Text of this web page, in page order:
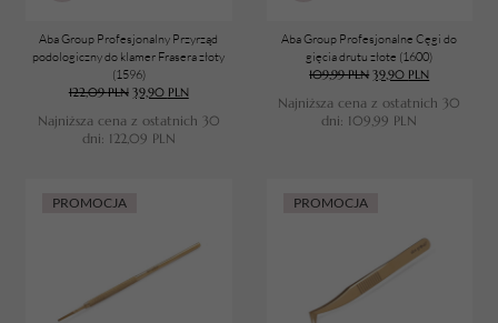
Aba Group Profesjonalny Przyrząd
podologiczny do klamer Frasera złoty
(1596)
122,09PLN 39,90 PLN
Najniższa cena z ostatnich 30
dni: 122,09 PLN
Aba Group Profesjonalne Cęgi do
gięcia drutu złote (1600)
109,99PLN 39,90 PLN
Najniższa cena z ostatnich 30
dni: 109,99 PLN
PROMOCJA PROMOCJA